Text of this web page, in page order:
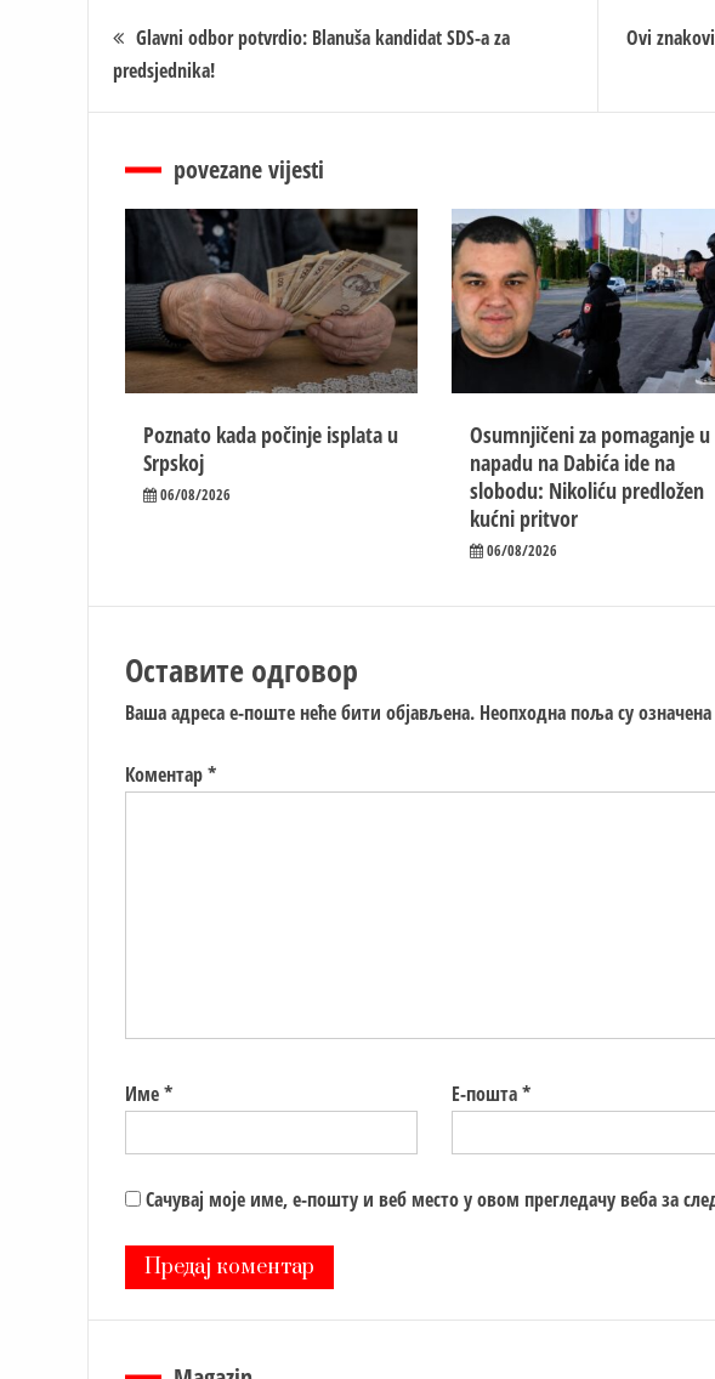
Кретање
чланка
Glavni odbor potvrdio: Blanuša kandidat SDS-a za
predsjednika!
Ovi
povezane vijesti
Poznato kada počinje isplata u
Srpskoj
06/08/2026
Osumnjičeni za pomaganje u
napadu na Dabića ide na
slobodu: Nikoliću predložen
kućni pritvor
06/08/2026
Оставите одговор
Ваша адреса е-поште неће бити објављена. Неопходна поља су означена
Коментар*
Име* Е-пошта*
Сачувај моје име, е-пошту и веб место у овом прегледачу веба за